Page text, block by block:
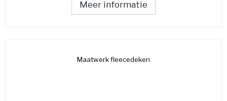
Meer informatie
Maatwerk fleecedeken